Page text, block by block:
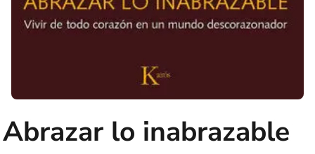
Abrazar lo inabrazable